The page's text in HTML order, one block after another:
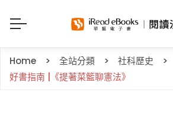
Home 全站分類
社科歷史
好書指南 |《提著菜籃聊憲法》